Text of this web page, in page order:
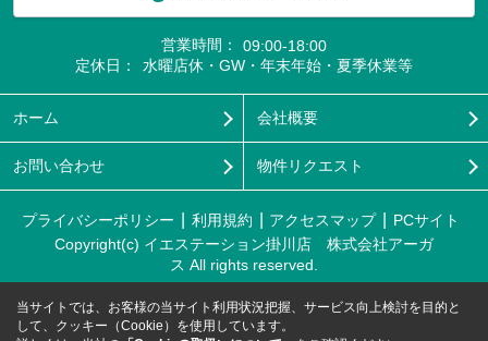
営業時間：
09:00-18:00
定休日：
水曜店休・GW・年末年始・夏季休業等
ホーム 会社概要
お問い合わせ 物件リクエスト
プライバシーポリシー 利用規約 アクセスマップ
PCサイト
Copyright(c) イエステーション掛川店 株式会社アーガ
ス All rights reserved.
当サイトでは、お客様の当サイト利用状況把握、サービス向上検討を目的と
して、クッキー（Cookie）を使用しています。